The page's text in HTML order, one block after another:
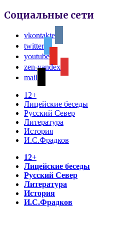
Социальные сети
vkontakte
twitter
youtube
zen-yandex
mail
12+
Лицейские беседы
Русский Север
Литература
История
И.С.Фрадков
12+
Лицейские беседы
Русский Север
Литература
История
И.С.Фрадков